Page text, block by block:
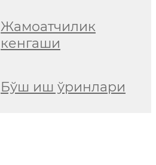
Жамоатчилик
кенгаши
Бўш иш ўринлари